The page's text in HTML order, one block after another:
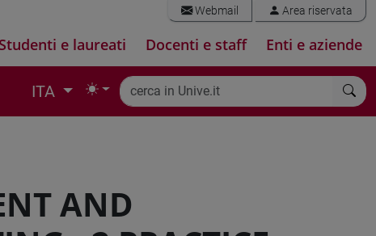
Webmail Area riservata
Studenti e laureati Docenti e staff Enti e aziende
ITA
AND